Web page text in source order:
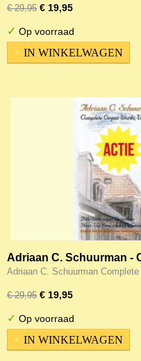
€ 29,95 € 19,95
✓ Op voorraad
IN WINKELWAGEN
Adriaan C. Schuurman -
Adriaan C. Schuurman
€ 29,95 € 19,95
✓ Op voorraad
IN WINKELWAGEN